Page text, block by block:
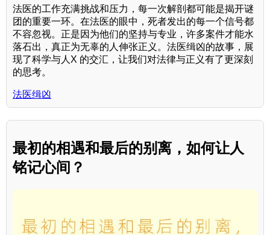
法医的工作充满挑战和压力，每一次解剖都可能是揭开谜
团的重要一环。在法医的眼中，死者发出的每一个信号都
不容忽视。正是因为他们的坚持与专业，许多案件才能水
落石出，真正为无辜的人伸张正义。法医缉凶的故事，展
现了科学与人X 的交汇，让我们对法律与正义有了更深刻
的思考。
法医缉凶
最初的相遇和最后的别离，如何让人
铭记心间？